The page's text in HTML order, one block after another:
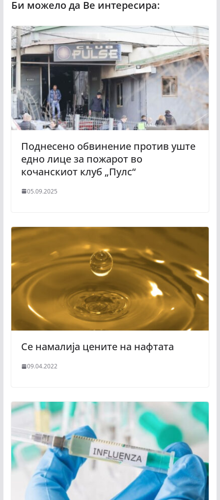
Поднесено обвинение против уште
едно лице за пожарот во
кочанскиот клуб „Пулс“
05.09.2025
Се намалија цените на нафтата
09.04.2022